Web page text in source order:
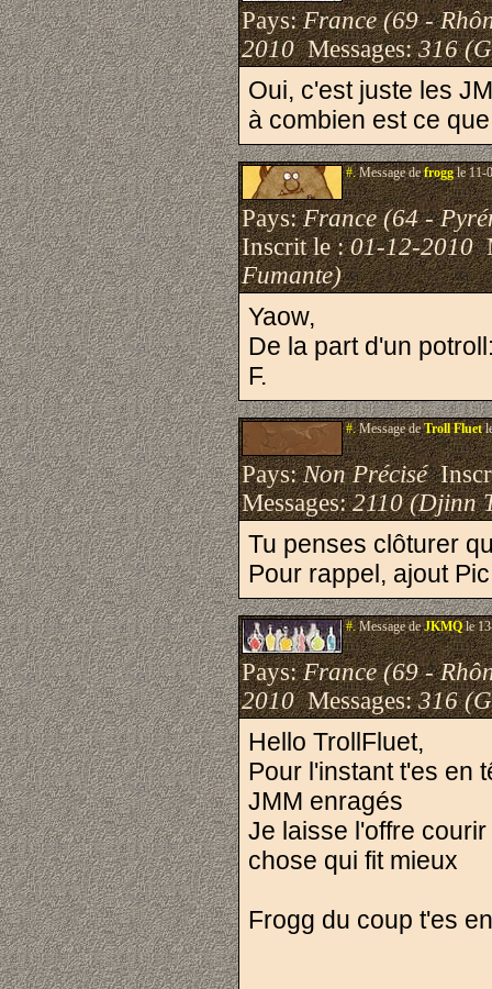
Pays:France (69 -
2010Messages:316
Oui, c'est juste les
à combien est ce
#.Message defroggle 11-
Pays:France (64 -
Inscrit le :01-12-2010
Fumante)
Yaow,
De la part d'un
F.
#.Message deTroll Fluet
Pays:Non Précisé
Messages:2110 (Djinn
Tu penses clôturer
Pour rappel, ajout
#.Message deJKMQle
Pays:France (69 -
2010Messages:316
Hello TrollFluet,
Pour l'instant t'es en
JMM enragés
Je laisse l'offre
chose qui fit mieux
Frogg du coup t'es